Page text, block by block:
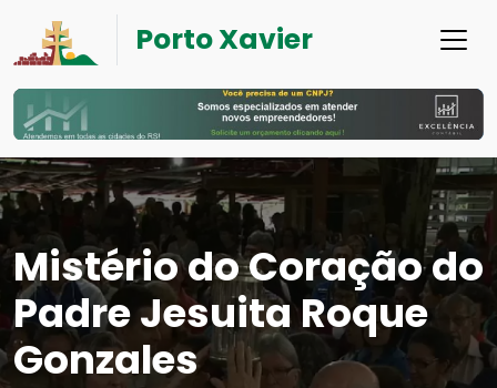
Porto Xavier
Mistério do Coração do
Padre Jesuita Roque
Gonzales